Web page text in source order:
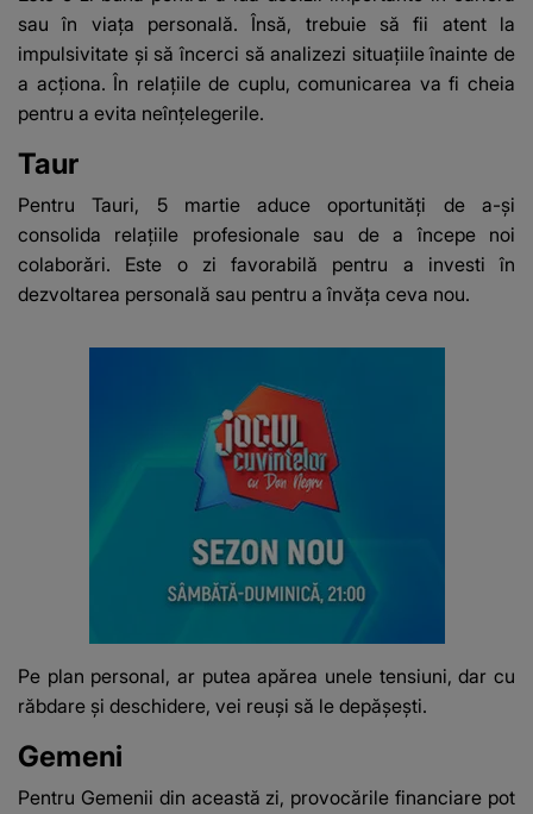
sau în viața personală. Însă, trebuie să fii atent la
impulsivitate și să încerci să analizezi situațiile înainte de
a acționa. În relațiile de cuplu, comunicarea va fi cheia
pentru a evita neînțelegerile.
Taur
Pentru Tauri, 5 martie aduce oportunități de a-și
consolida relațiile profesionale sau de a începe noi
colaborări. Este o zi favorabilă pentru a investi în
dezvoltarea personală sau pentru a învăța ceva nou.
Pe plan personal, ar putea apărea unele tensiuni, dar cu
răbdare și deschidere, vei reuși să le depășești.
Gemeni
Pentru Gemenii din această zi, provocările financiare pot